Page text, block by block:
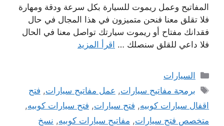
المفاتيح وعمل ريموت للسيارة بكل سرعة ودقة ومهارة
فلا تقلق معنا فنحن متميزون في هذا المجال في حال
فقدانك مفتاح أو ريموت سيارتك تواصل معنا في الحال
فلا داعي للقلق سنصلك … اقرأ المزيد
التصنيفات
السيارات
الوسوم
برمجة مفاتيح سيارات, عمل مفاتيح سيارات, فتح
اقفال سيارات كوبيه, فتح سيارات, فتح سيارات كوبيه,
متخصص فتح سيارات, مفاتيح سيارات كوبيه, نسخ